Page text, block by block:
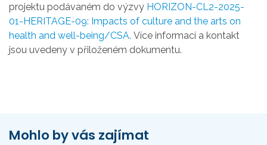
projektu podávaném do výzvy HORIZON-CL2-2025-
01-HERITAGE-09: Impacts of culture and the arts on
health and well-being/CSA. Více informací a kontakt
jsou uvedeny v přiloženém dokumentu.
Mohlo by vás zajímat